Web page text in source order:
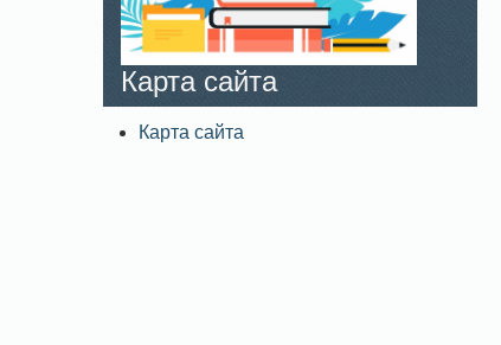
Карта сайта
Карта сайта